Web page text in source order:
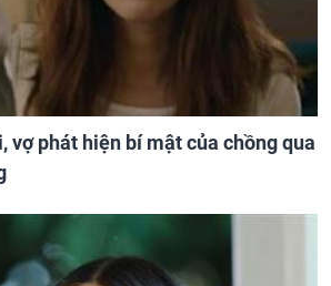
vợ phát hiện bí mật của chồng qua